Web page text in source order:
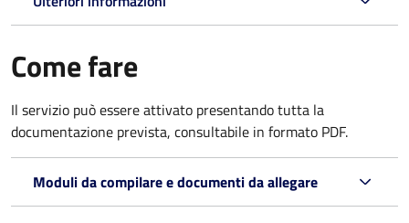
Come fare
Il servizio può essere attivato presentando tutta la
documentazione prevista, consultabile in formato PDF.
Moduli da compilare e documenti da allegare